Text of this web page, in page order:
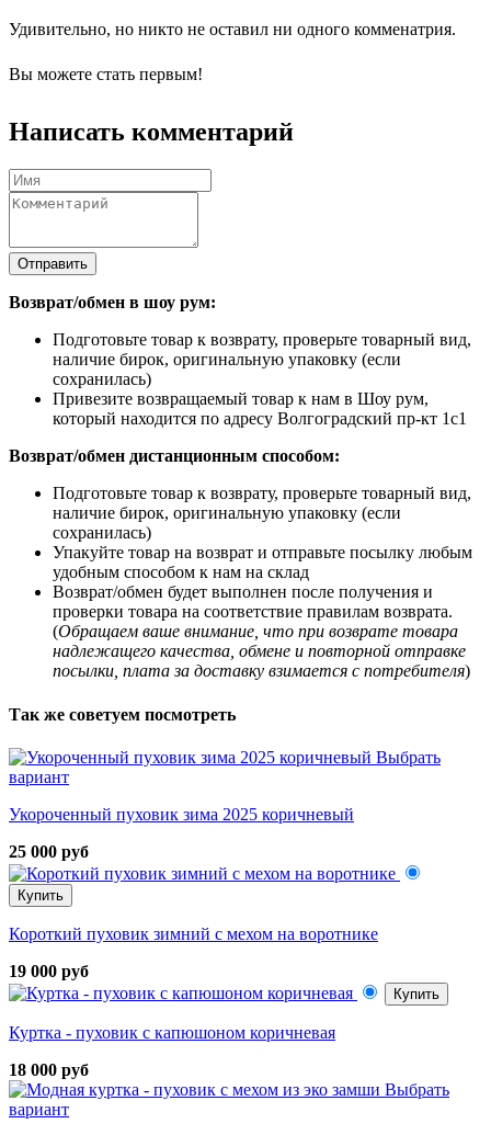
Удивительно, но никто не оставил ни одного комменатрия.
Вы можете стать первым!
Написать комментарий
Отправить
Возврат/обмен в шоу рум:
Подготовьте товар к возврату, проверьте товарный вид,
наличие бирок, оригинальную упаковку (если
сохранилась)
Привезите возвращаемый товар к нам в Шоу рум,
который находится по адресу Волгоградский пр-кт 1с1
Возврат/обмен дистанционным способом:
Подготовьте товар к возврату, проверьте товарный вид,
наличие бирок, оригинальную упаковку (если
сохранилась)
Упакуйте товар на возврат и отправьте посылку любым
удобным способом к нам на склад
Возврат/обмен будет выполнен после получения и
проверки товара на соответствие правилам возврата.
(Обращаем ваше внимание, что при возврате товара
надлежащего качества, обмене и повторной отправке
посылки, плата за доставку взимается с потребителя)
Так же советуем посмотреть
Выбрать
вариант
Укороченный пуховик зима 2025 коричневый
25 000 руб
Купить
Короткий пуховик зимний с мехом на воротнике
19 000 руб
Купить
Куртка - пуховик с капюшоном коричневая
18 000 руб
Выбрать
вариант